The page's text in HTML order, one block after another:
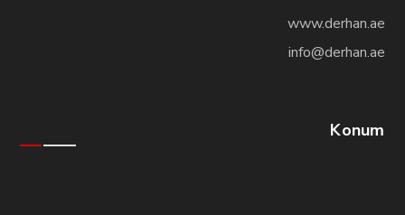
www.derhan.ae
info@derhan.ae
Konum